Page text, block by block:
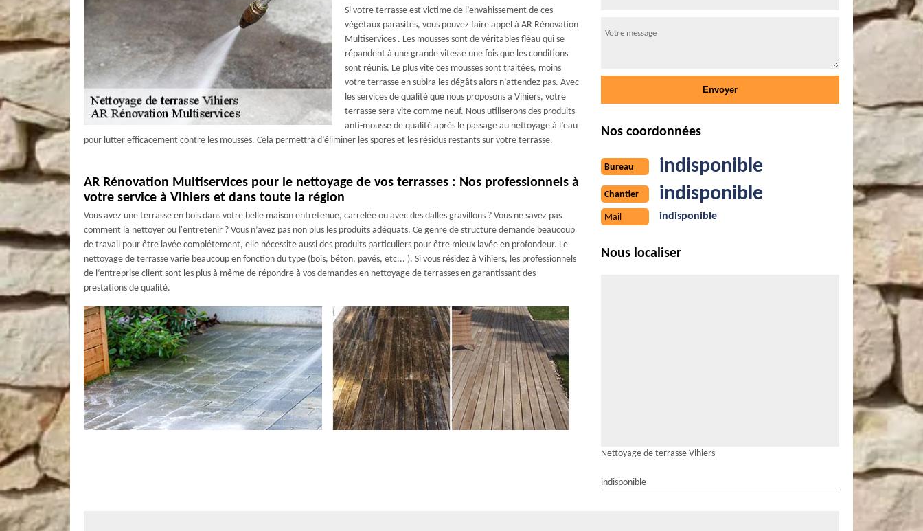
Si votre terrasse est victime de l’envahissement de ces
végétaux parasites, vous pouvez faire appel à AR Rénovation
Multiservices . Les mousses sont de véritables fléau qui se
répandent à une grande vitesse une fois que les conditions
sont réunis. Le plus vite ces mousses sont traitées, moins
votre terrasse en subira les dégâts alors n’attendez pas. Avec
les services de qualité que nous proposons à Vihiers, votre
terrasse sera vite comme neuf. Nous utiliserons des produits
anti-mousse de qualité après le passage au nettoyage à l’eau
pour lutter efficacement contre les mousses. Cela permettra d’éliminer les spores et les résidus restants sur votre terrasse.
AR Rénovation Multiservices pour le nettoyage de vos terrasses : Nos professionnels à
votre service à Vihiers et dans toute la région
Vous avez une terrasse en bois dans votre belle maison entretenue, carrelée ou avec des dalles gravillons ? Vous ne savez pas
comment la nettoyer ou l'entretenir ? Vous n’avez pas non plus les produits adéquats. Ce genre de structure demande beaucoup
de travail pour être lavée complétement, elle nécessite aussi des produits particuliers pour être mieux lavée en profondeur. Le
nettoyage de terrasse varie beaucoup en fonction du type (bois, béton, pavés, etc... ). Si vous résidez à Vihiers, les professionnels
de l‘entreprise client sont les plus à même de répondre à vos demandes en nettoyage de terrasses en garantissant des
prestations de qualité.
Nos coordonnées
Bureau indisponible
Chantier indisponible
Mail indisponible
Nous localiser
Nettoyage de terrasse Vihiers
indisponible